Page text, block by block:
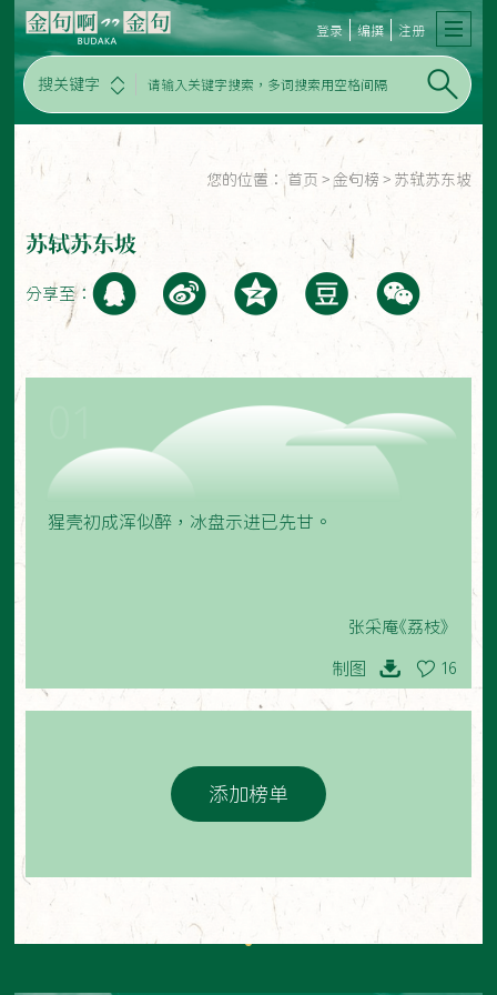
搜关键字
登录 编撰 注册
您的位置： 首页 > 金句榜 > 苏轼苏东坡
苏轼苏东坡
分享至：
猩壳初成浑似醉，冰盘示进已先甘。
张采庵《荔枝》
制图 16
添加榜单